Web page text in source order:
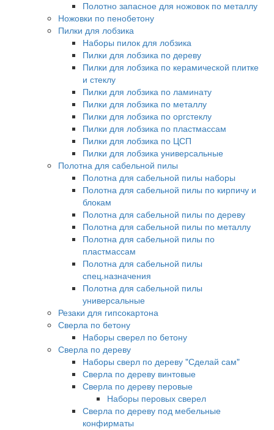
Полотно запасное для ножовок по металлу
Ножовки по пенобетону
Пилки для лобзика
Наборы пилок для лобзика
Пилки для лобзика по дереву
Пилки для лобзика по керамической плитке
и стеклу
Пилки для лобзика по ламинату
Пилки для лобзика по металлу
Пилки для лобзика по оргстеклу
Пилки для лобзика по пластмассам
Пилки для лобзика по ЦСП
Пилки для лобзика универсальные
Полотна для сабельной пилы
Полотна для сабельной пилы наборы
Полотна для сабельной пилы по кирпичу и
блокам
Полотна для сабельной пилы по дереву
Полотна для сабельной пилы по металлу
Полотна для сабельной пилы по
пластмассам
Полотна для сабельной пилы
спец.назначения
Полотна для сабельной пилы
универсальные
Резаки для гипсокартона
Сверла по бетону
Наборы сверел по бетону
Сверла по дереву
Наборы сверл по дереву "Сделай сам"
Сверла по дереву винтовые
Сверла по дереву перовые
Наборы перовых сверел
Сверла по дереву под мебельные
конфирматы